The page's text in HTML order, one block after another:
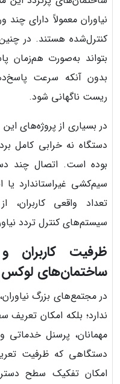
نیاوران معمولاً دارای
کنترل‌شده هستند. در
بتواند به‌صورت هم‌زمان
بدون آنکه سرعت
ریست ناگهانی شود.
در بسیاری از پروژه‌های
دستگاه نه خرابی کامل
بوده است. اتصال چند
سیم‌کشی غیراستاندارد
تعداد واقعی
سیستم‌های کنترل تردد
ظرفیت
ساختمان‌های لوکس
در مجتمع‌های بزرگ
ندارد؛ بلکه امکان
مهمانان، پرسنل
دستگاهی که ظرفیت
امکان تفکیک سطح